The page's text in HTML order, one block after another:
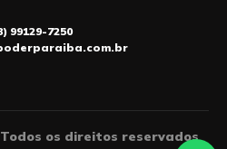
99129-7250
os direitos reservados